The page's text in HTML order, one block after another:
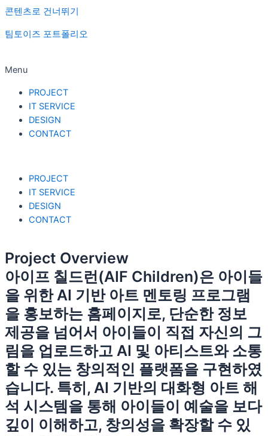
콘텐츠로 건너뛰기
팀토이즈 포트폴리오
Menu
PROJECT
IT SERVICE
DESIGN
CONTACT
PROJECT
IT SERVICE
DESIGN
CONTACT
Project Overview
아이프 칠드런(AIF Children)은 아이들
을 위한 AI 기반 아트 멘토링 프로그램
을 홍보하는 홈페이지로, 단순한 정보
제공을 넘어서 아이들이 직접 자신의 그
림을 업로드하고 AI 및 아티스트와 소통
할 수 있는 창의적인 플랫폼을 구현하였
습니다. 특히, AI 기반의 대화형 아트 해
석 시스템을 통해 아이들이 예술을 보다
깊이 이해하고, 창의성을 확장할 수 있